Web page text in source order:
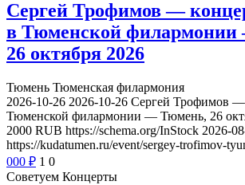
Сергей Трофимов —
в Тюменской
26 октября 2026
Тюмень Тюменская филармония
2026-10-26 2026-10-26 Сергей Трофимов —
Тюменской филармонии — Тюмень, 26
2000 RUB https://schema.org/InStock 2026-
https://kudatumen.ru/event/sergey-trofimov-
000 ₽ 1 0
Советуем Концерты